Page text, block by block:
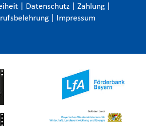
Datenschutz Zahlung
Impressum